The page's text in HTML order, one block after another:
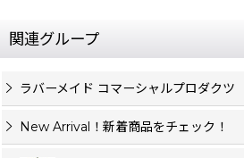
関連グループ
ラバーメイド コマーシャルプロダクツ
New Arrival！新着商品をチェック！